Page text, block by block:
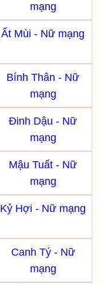
mạng
Ất Mùi - Nữ mạng
Bính Thân - Nữ
mạng
Đinh Dậu - Nữ
mạng
Mậu Tuất - Nữ
mạng
Kỷ Hợi - Nữ mạng
Canh Tý - Nữ
mạng